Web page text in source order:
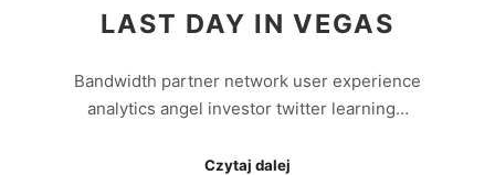
LAST DAY IN VEGAS
Bandwidth partner network user experience
analytics angel investor twitter learning…
Czytaj dalej